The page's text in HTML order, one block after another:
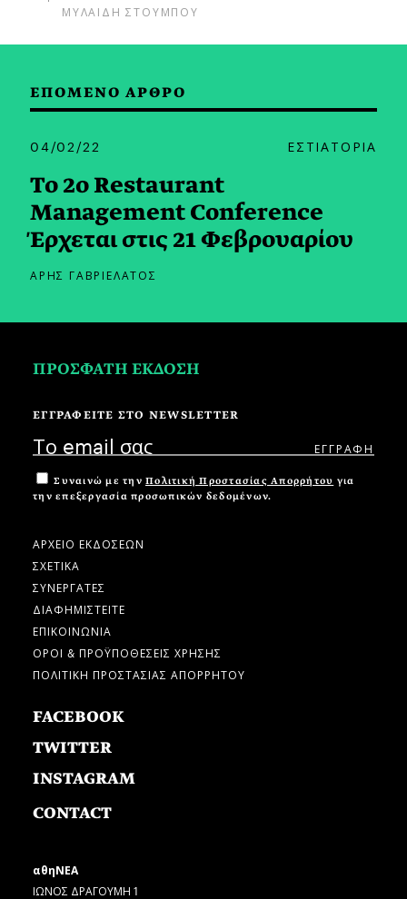
ΜΥΛΑΙΔΗ ΣΤΟΥΜΠΟΥ
ΕΠΟΜΕΝΟ ΑΡΘΡΟ
04/02/22 ΕΣΤΙΑΤΟΡΙΑ
Το 2ο Restaurant
Management Conference
Έρχεται στις 21 Φεβρουαρίου
ΑΡΗΣ ΓΑΒΡΙΕΛΑΤΟΣ
ΠΡΟΣΦΑΤΗ ΕΚΔΟΣΗ
ΕΓΓΡΑΦΕΙΤΕ ΣΤΟ NEWSLETTER
Συναινώ με την Πολιτική Προστασίας Απορρήτου για
την επεξεργασία προσωπικών δεδομένων.
ΑΡΧΕΙΟ ΕΚΔΟΣΕΩΝ
ΣΧΕΤΙΚΑ
ΣΥΝΕΡΓΑΤΕΣ
ΔΙΑΦΗΜΙΣΤΕΙΤΕ
ΕΠΙΚΟΙΝΩΝΙΑ
ΟΡΟΙ & ΠΡΟΫΠΟΘΕΣΕΙΣ ΧΡΗΣΗΣ
ΠΟΛΙΤΙΚΗ ΠΡΟΣΤΑΣΙΑΣ ΑΠΟΡΡΗΤΟΥ
FACEBOOK
TWITTER
INSTAGRAM
CONTACT
αθηΝΕΑ
ΙΩΝΟΣ ΔΡΑΓΟΥΜΗ 1